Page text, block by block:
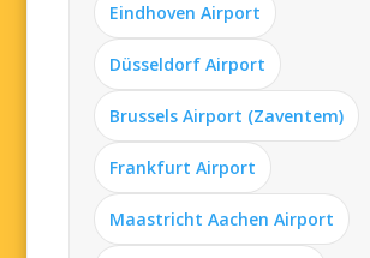
Eindhoven Airport
Düsseldorf Airport
Brussels Airport (Zaventem)
Frankfurt Airport
Maastricht Aachen Airport